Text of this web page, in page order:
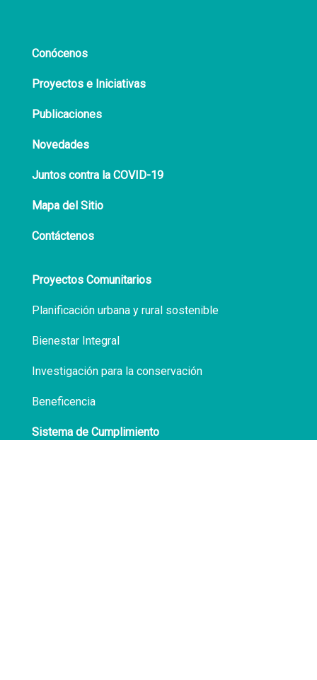
Conócenos
Proyectos e Iniciativas
Publicaciones
Novedades
Juntos contra la COVID-19
Mapa del Sitio
Contáctenos
Proyectos Comunitarios
Planificación urbana y rural sostenible
Bienestar Integral
Investigación para la conservación
Beneficencia
Sistema de Cumplimiento